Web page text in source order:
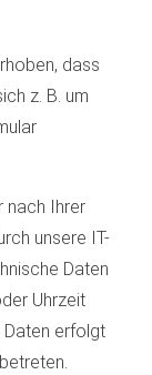
dass
z. B. um
nach Ihrer
unsere IT-
Daten
Uhrzeit
Daten erfolgt